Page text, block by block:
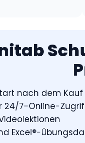
nach dem Kauf
24/7-Online-
Excel®-